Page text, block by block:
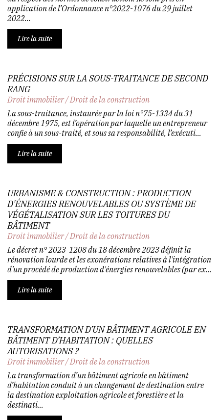
application de l’Ordonnance n°2022-1076 du 29 juillet
2022...
Lire la suite
PRÉCISIONS SUR LA SOUS-TRAITANCE DE SECOND
RANG
Droit immobilier/Droit de la construction
La sous-traitance, instaurée par la loi n°75-1334 du 31
décembre 1975, est l’opération par laquelle un entrepreneur
confie à un sous-traité, et sous sa responsabilité, l’exécuti...
Lire la suite
URBANISME & CONSTRUCTION : PRODUCTION
D'ÉNERGIES RENOUVELABLES OU SYSTÈME DE
VÉGÉTALISATION SUR LES TOITURES DU
BÂTIMENT
Droit immobilier/Droit de la construction
Le décret n° 2023-1208 du 18 décembre 2023 définit la
rénovation lourde et les exonérations relatives à l'intégration
d'un procédé de production d'énergies renouvelables (par ex...
Lire la suite
TRANSFORMATION D’UN BÂTIMENT AGRICOLE EN
BÂTIMENT D’HABITATION : QUELLES
AUTORISATIONS ?
Droit immobilier/Droit de la construction
La transformation d’un bâtiment agricole en bâtiment
d’habitation conduit à un changement de destination entre
la destination exploitation agricole et forestière et la
destinati...